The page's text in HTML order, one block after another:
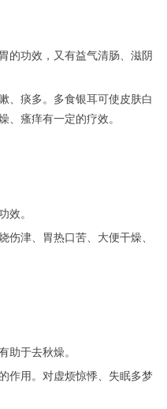
的功效，又有益气清肠、滋阴
、痰多。多食银耳可使皮肤白
、瘙痒有一定的疗效。
效。
伤津、胃热口苦、大便干燥、
助于去秋燥。
作用。对虚烦惊悸、失眠多梦